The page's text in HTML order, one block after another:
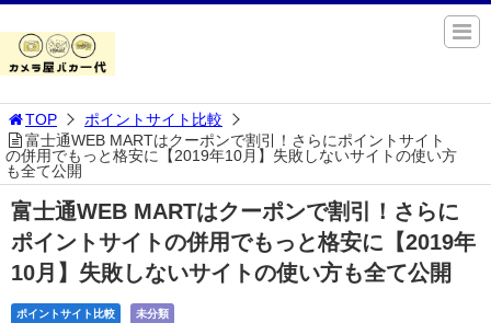
TOP
ポイントサイト比較
富士通WEB MARTはクーポンで割引！さらにポイントサイト
の併用でもっと格安に【2019年10月】失敗しないサイトの使い方
も全て公開
富士通WEB MARTはクーポンで割引！さらに
ポイントサイトの併用でもっと格安に【2019年
10月】失敗しないサイトの使い方も全て公開
ポイントサイト比較 未分類